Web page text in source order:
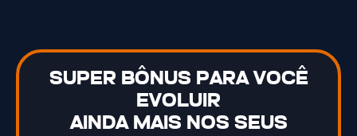
SUPER BÔNUS PARA VOCÊ
EVOLUIR
AINDA MAIS NOS SEUS